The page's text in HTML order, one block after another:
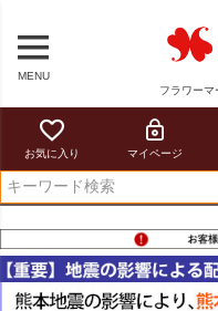
MENU
フラワーマ
お気に入り マイページ